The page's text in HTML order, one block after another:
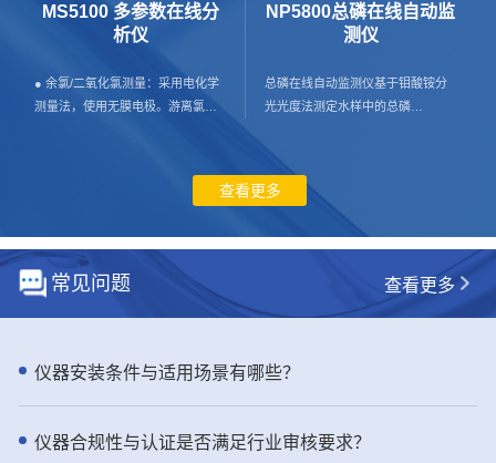
过程 - 仪器特点： ● 体验出色的高
效和可靠性：NH6000sc 氨氮分析
尽显稳定可靠 通过 NH6000sc 在线
氨氮分析仪简化您的在线操作，该
线气敏电极法氨氮分析仪将为您提
供可靠的测量结果进而提高工艺效
率。 ● 通过可信赖的技术提升正常
NH6000sc 提供可靠的测量，具备
自动校准、验证和清洁功能。通过
线数据和实验室数据之间的一致
色液晶屏显示，实现便利的人机交
互； - 应用行业： 膜法水处理，
化，工业。 - 产品介绍： SDI是反
渗透系统进水安全核心指标，直接
多通道全自动在线SDI测定仪，严格
遵循国际标准，全自动恒压测试、
自动计算、自动存储，杜绝人工误
差，数据真实可追溯。 实时监控胶
体与颗粒污染趋势，提前预警堵膜
洗、延长RO膜使用寿命，显著降低
运维成本与非计划停机。 工业级防
子等行业标配监测设备。 用数据保
障系统安全，用专业降低运行成本
测定仪，更稳、更准、更省钱。
MS5100 多参数在线分
析仪
● 余氯/二氧化氯测量：采用电化学
测量法，使用无膜电极。游离氯或
（OCl-）的总和。当pH小于4时，
位时，次氯酸分子在工作电极被还
原为氯离子，此时工作电极和对电
极间产生电流回路，在恒定条件
比。 ● 浊度测量：水样进入浊度腔
体，探测头发射一束光垂直射入水
样，当光线遇到水样中的悬浮颗粒
而产生散射，浸没在水中的光电检
测器检测到与入射光中心线成90°方
NP5800总磷在线自动监
测仪
总磷在线自动监测仪基于钼酸铵分
光光度法测定水样中的总磷
HJ/T 103-2003 《总磷水质自动分
析仪技术要求》，HJC-ZY97-2022
《水质总磷自动监测仪检测作业指
导书》，HJ 35X-2019 《水污染源
求，总磷在线监测仪测量数据与国
标方法GB 11893-89以及哈希总磷
果的准确性和可靠性。 - 应用行
业： 总磷在线监测仪用于污染源监
测（包括市政污水进口、排口；工
业污水排口）；工业过程用水监
测；地表水监测；养殖尾水监测，
查看更多
常见问题 查看更多
仪器安装条件与适用场景有哪些？
仪器合规性与认证是否满足行业审核要求？